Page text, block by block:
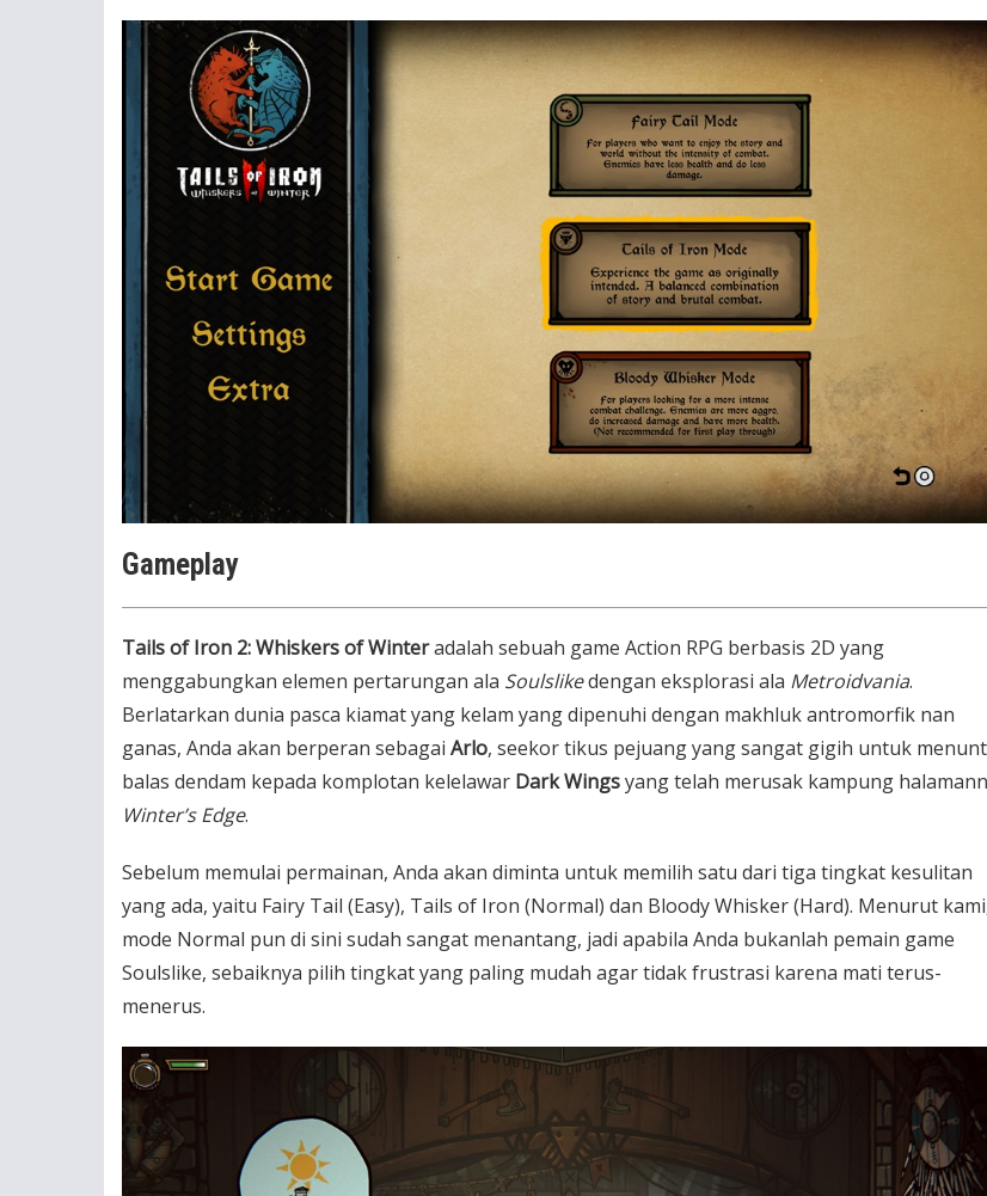
Gameplay
Tails of Iron 2: Whiskers of Winteradalah sebuah game Action RPG berbasis 2D yang
menggabungkan elemen pertarungan ala Soulslikedengan eksplorasi ala Metroidvania.
Berlatarkan dunia pasca kiamat yang kelam yang dipenuhi dengan makhluk antromorfik nan
ganas, Anda akan berperan sebagai Arlo, seekor tikus pejuang yang sangat gigih untuk
balas dendam kepada komplotan kelelawar Dark Wingsyang telah merusak kampung
Winter’s Edge.
Sebelum memulai permainan, Anda akan diminta untuk memilih satu dari tiga tingkat kesulitan
yang ada, yaitu Fairy Tail (Easy), Tails of Iron (Normal) dan Bloody Whisker (Hard). Menurut
mode Normal pun di sini sudah sangat menantang, jadi apabila Anda bukanlah pemain game
Soulslike, sebaiknya pilih tingkat yang paling mudah agar tidak frustrasi karena mati terus-
menerus.